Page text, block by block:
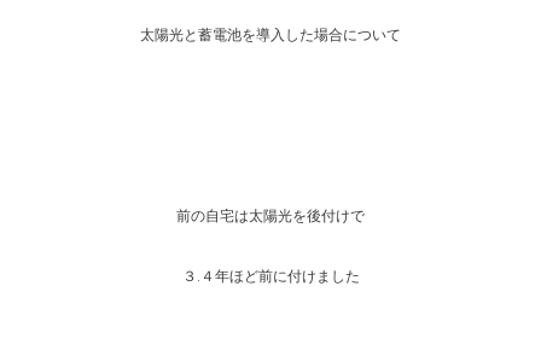
太陽光と蓄電池を導入した場合について
前の自宅は太陽光を後付けで
３.４年ほど前に付けました